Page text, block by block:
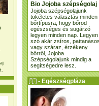
Bio Jojoba szépségolaj
Jojoba szépségolajunk
tökéletes választás minden
bőrtípusra, hogy bőröd
egészséges és sugárzó
legyen minden nap. Legyen
szó akár zsíros, pattanásos
vagy száraz, érzékeny
bőrről, Jojoba
Szépségolajunk mindig a
segítségedre lesz.
- Egészségpláza
ajánlatunk -